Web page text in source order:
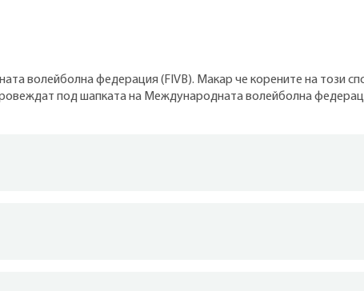
волейболна федерация (FIVB). Макар че корените на този
под шапката на Международната волейболна